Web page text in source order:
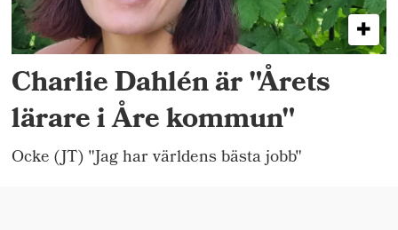
Charlie Dahlén är "Årets
lärare i Åre kommun"
Ocke (JT) "Jag har världens bästa jobb"